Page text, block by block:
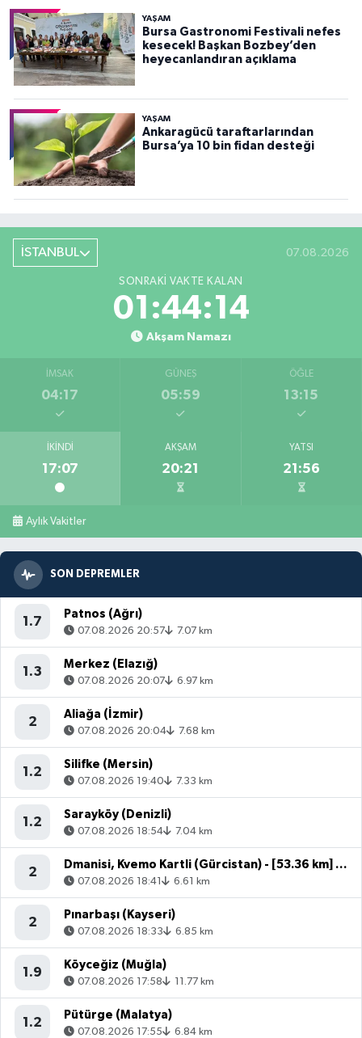
YAŞAM
Bursa Gastronomi Festivali nefes
kesecek! Başkan Bozbey’den
heyecanlandıran açıklama
YAŞAM
Ankaragücü taraftarlarından
Bursa’ya 10 bin fidan desteği
İSTANBUL 07.08.2026
SONRAKI VAKTE KALAN
01:44:12
Akşam Namazı
İMSAK
04:17
GÜNEŞ
05:59
ÖĞLE
13:15
İKINDI
17:07
AKŞAM
20:21
YATSI
21:56
Aylık Vakitler
SON DEPREMLER
1.7
Patnos (Ağrı)
07.08.2026 20:57 7.07 km
1.3
Merkez (Elazığ)
07.08.2026 20:07 6.97 km
2
Aliağa (İzmir)
07.08.2026 20:04 7.68 km
1.2
Silifke (Mersin)
07.08.2026 19:40 7.33 km
1.2
Sarayköy (Denizli)
07.08.2026 18:54 7.04 km
2
Dmanisi, Kvemo Kartli (Gürcistan) - [53.36 km] Akyaka (Kars)
07.08.2026 18:41 6.61 km
2
Pınarbaşı (Kayseri)
07.08.2026 18:33 6.85 km
1.9
Köyceğiz (Muğla)
07.08.2026 17:58 11.77 km
1.2
Pütürge (Malatya)
07.08.2026 17:55 6.84 km